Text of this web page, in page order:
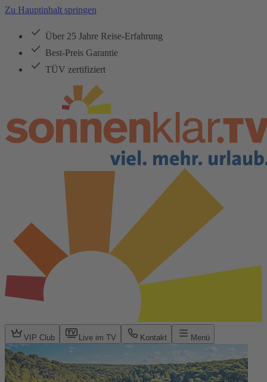
Zu Hauptinhalt springen
Über 25 Jahre Reise-Erfahrung
Best-Preis Garantie
TÜV zertifiziert
VIP Club Live im TV Kontakt Menü